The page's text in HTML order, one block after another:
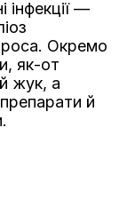
інфекції —
роса. Окремо
як-от
жук, а
й